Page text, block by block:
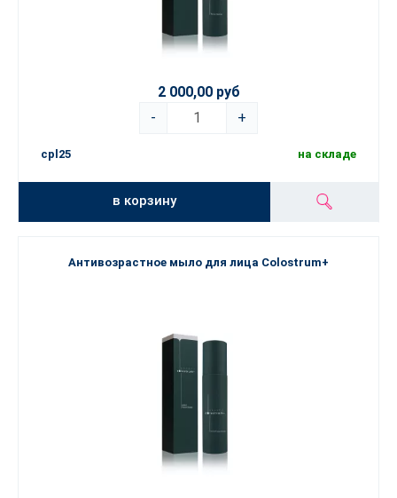
2 000,00 руб
-
+
cpl25 на складе
в корзину
Антивозрастное мыло для лица Colostrum+